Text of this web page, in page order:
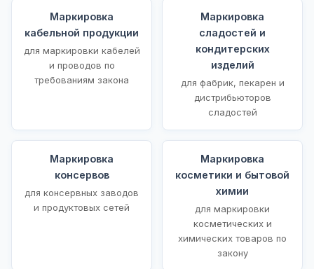
Маркировка
кабельной продукции
для маркировки кабелей
и проводов по
требованиям закона
Маркировка
сладостей и
кондитерских
изделий
для фабрик, пекарен и
дистрибьюторов
сладостей
Маркировка
консервов
для консервных заводов
и продуктовых сетей
Маркировка
косметики и бытовой
химии
для маркировки
косметических и
химических товаров по
закону